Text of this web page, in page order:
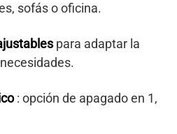
sofás o oficina.
para adaptar la
: opción de apagado en 1,